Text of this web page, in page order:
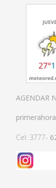
AGENDAR
Cel: 3777-